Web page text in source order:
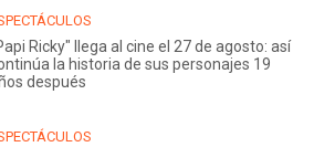
Ricky" llega al cine el 27 de agosto: así
la historia de sus personajes 19
después